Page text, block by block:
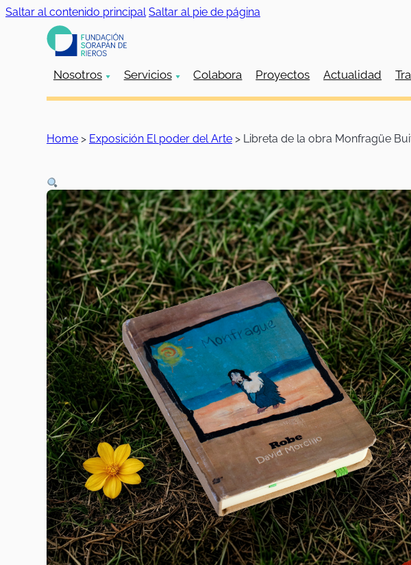
Saltar al contenido principal Saltar al pie de página
Nosotros Servicios Colabora Proyectos Actualidad
Home > Exposición El poder del Arte > Libreta de la obra Monfragüe